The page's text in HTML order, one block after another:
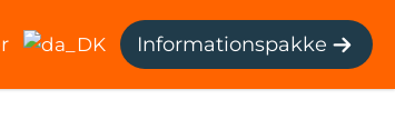
Informationspakke